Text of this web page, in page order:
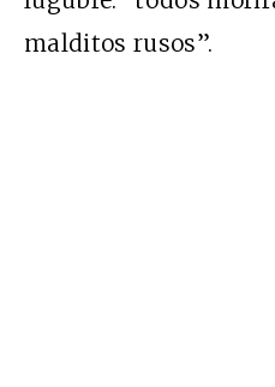
malditos rusos”.